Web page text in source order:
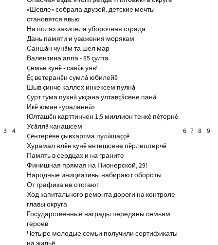
3 4
«Шевле» собрала друзей: детские мечты
становятся явью
На полях закипела уборочная страда
Дань памяти и уважения морякам
Саншăн чунăм та шел мар
Валентина аппа - 85 çулта
Çемье кунĕ - савăк уяв!
Ĕç ветеранĕн сумлă юбилейĕ
Шыв çинче каллех инкексем пулнă
Çурт тума пухнă укçана ултавçăсене панă
Икĕ юман «ураланнă»
Юлташĕн карттинчен 1,5 миллион тенкĕ пĕтернĕ
Усăллă канашсем
Çĕнтерĕве çывхартма пулăшаççĕ
Хурамал ялĕн кунĕ ентешсене пĕрлештерчĕ
Память в сердцах и на граните
Финишная прямая на Пионерской, 29!
Народные инициативы набирают обороты
От графика не отстают
Ход капитального ремонта дороги на контроле
главы округа
Государственные награды переданы семьям
героев
Четыре молодые семьи получили сертификаты
6 7 8 9